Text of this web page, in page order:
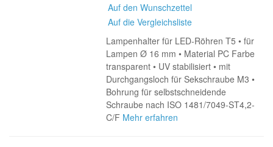
Auf den Wunschzettel
Auf die Vergleichsliste
Lampenhalter für LED-Röhren T5 • für
Lampen Ø 16 mm • Material PC Farbe
transparent • UV stabilisiert • mit
Durchgangsloch für Sekschraube M3 •
Bohrung für selbstschneidende
Schraube nach ISO 1481/7049-ST4,2-
C/F Mehr erfahren